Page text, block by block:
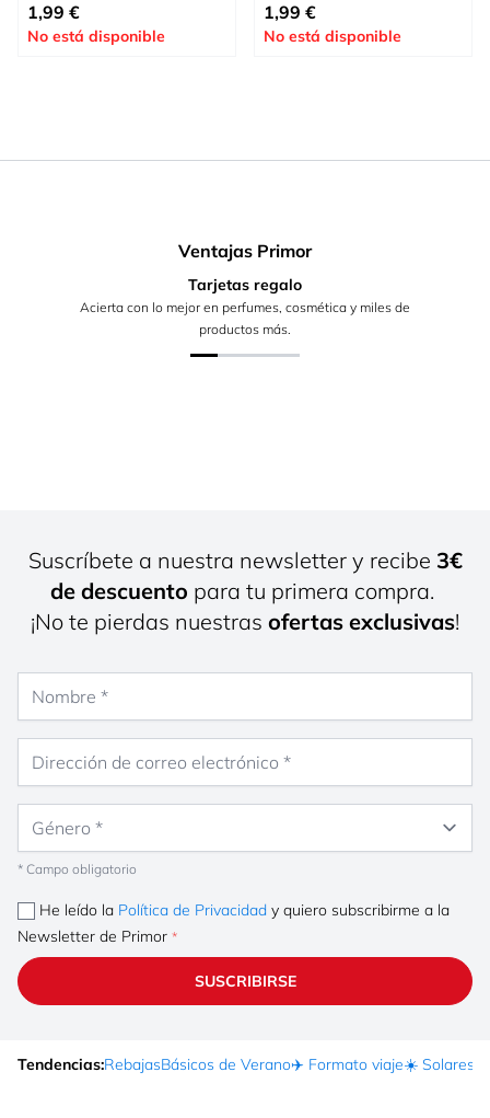
1,99 €
No está disponible
1,99 €
No está disponible
Ventajas Primor
Tarjetas regalo
Acierta con lo mejor en perfumes, cosmética y miles de
productos más.
Suscríbete a nuestra newsletter y recibe 3€
de descuento para tu primera compra.
¡No te pierdas nuestras ofertas exclusivas!
* Campo obligatorio
He leído la Política de Privacidad y quiero subscribirme a la
Newsletter de Primor
SUSCRIBIRSE
Tendencias:RebajasBásicos de Verano✈️ Formato viaje☀️ Solares